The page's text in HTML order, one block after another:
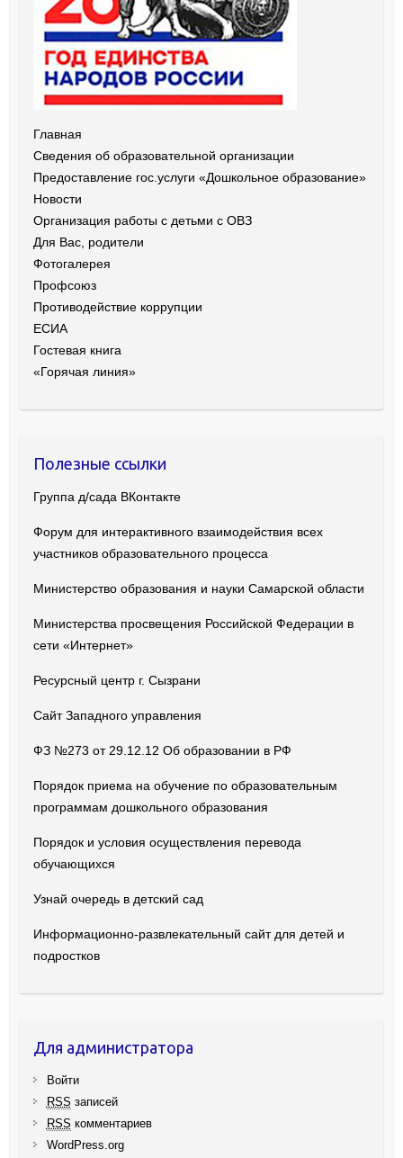
Главная
Сведения об образовательной организации
Предоставление гос.услуги «Дошкольное образование»
Новости
Организация работы с детьми с ОВЗ
Для Вас, родители
Фотогалерея
Профсоюз
Противодействие коррупции
ЕСИА
Гостевая книга
«Горячая линия»
Полезные ссылки
Группа д/сада ВКонтакте
Форум для интерактивного взаимодействия всех
участников образовательного процесса
Министерство образования и науки Самарской области
Министерства просвещения Российской Федерации в
сети «Интернет»
Ресурсный центр г. Сызрани
Сайт Западного управления
ФЗ №273 от 29.12.12 Об образовании в РФ
Порядок приема на обучение по образовательным
программам дошкольного образования
Порядок и условия осуществления перевода
обучающихся
Узнай очередь в детский сад
Информационно-развлекательный сайт для детей и
подростков
Для администратора
Войти
RSS записей
RSS комментариев
WordPress.org